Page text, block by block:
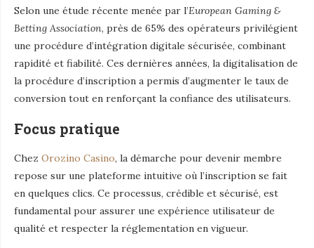
Selon une étude récente menée par l’European Gaming &
Betting Association, près de 65% des opérateurs privilégient
une procédure d’intégration digitale sécurisée, combinant
rapidité et fiabilité. Ces dernières années, la digitalisation de
la procédure d’inscription a permis d’augmenter le taux de
conversion tout en renforçant la confiance des utilisateurs.
Focus pratique
Chez Orozino Casino, la démarche pour devenir membre
repose sur une plateforme intuitive où l’inscription se fait
en quelques clics. Ce processus, crédible et sécurisé, est
fundamental pour assurer une expérience utilisateur de
qualité et respecter la réglementation en vigueur.